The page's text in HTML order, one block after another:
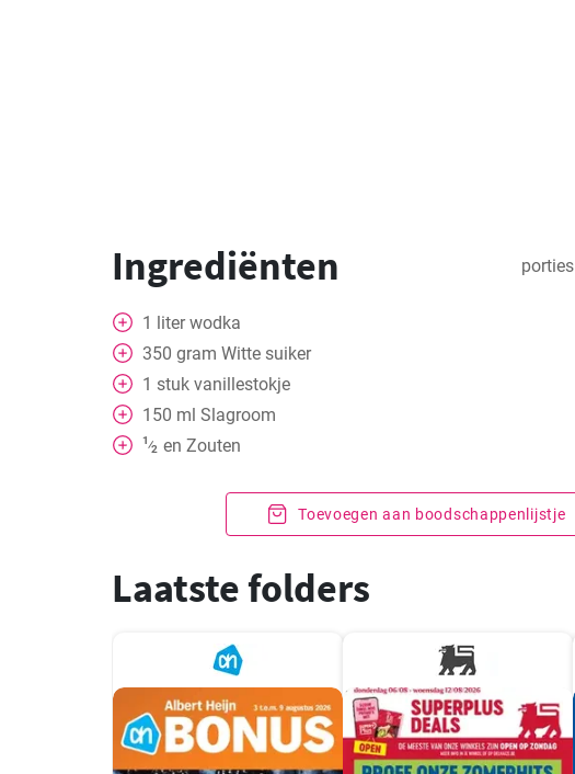
Ingrediënten porties
1 liter wodka
350 gram Witte suiker
1 stuk vanillestokje
150 ml Slagroom
1⁄2 en Zouten
Toevoegen aan boodschappenlijstje
Laatste folders